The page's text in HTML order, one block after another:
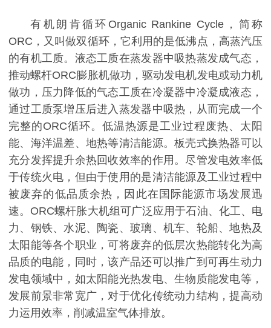
有机朗肯循环Organic Rankine Cycle，简称
ORC，又叫做双循环，它利用的是低沸点，高蒸汽压
的有机工质。液态工质在蒸发器中吸热蒸发成气态，
推动螺杆ORC膨胀机做功，驱动发电机发电或动力机
做功，压力降低的气态工质在冷凝器中冷凝成液态，
通过工质泵增压后进入蒸发器中吸热，从而完成一个
完整的ORC循环。低温热源是工业过程废热、太阳
能、海洋温差、地热等清洁能源。板壳式换热器可以
充分发挥提升余热回收效率的作用。尽管发电效率低
于传统火电，但由于使用的是清洁能源及工业过程中
被废弃的低品质余热，因此在国际能源市场发展迅
速。ORC螺杆胀大机组可广泛应用于石油、化工、电
力、钢铁、水泥、陶瓷、玻璃、机车、轮船、地热及
太阳能等各个职业，可将废弃的低层次热能转化为高
品质的电能，同时，该产品还可以推广到可再生动力
发电领域中，如太阳能光热发电、生物质能发电等，
发展前景非常宽广，对于优化传统动力结构，提高动
力运用效率，削减温室气体排放。